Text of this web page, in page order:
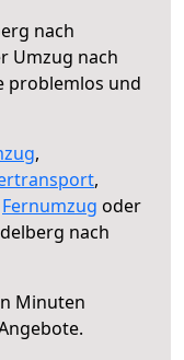
nach
Umzug nach
problemlos und
,
,
Fernumzug oder
nach
Minuten